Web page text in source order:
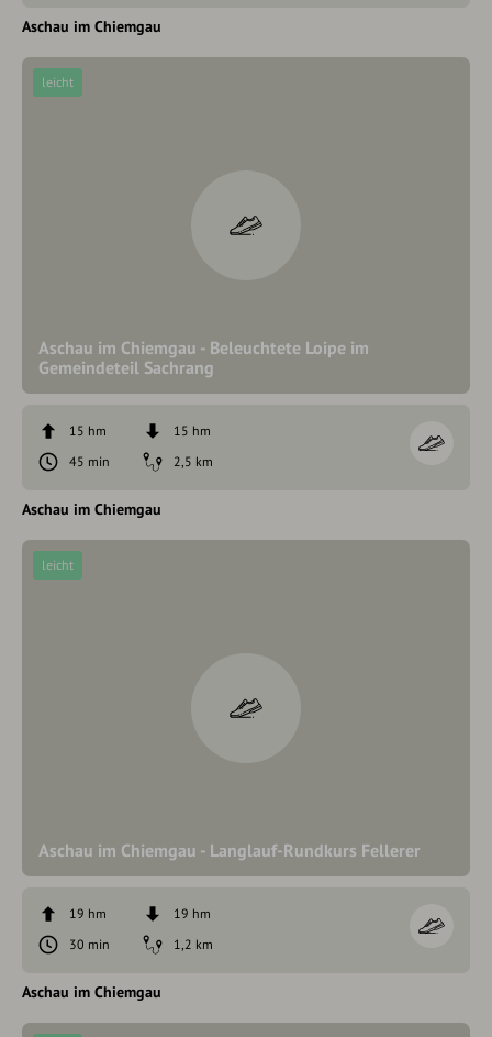
Aschau im Chiemgau
Aschau im Chiemgau - Beleuchtete Loipe im
Gemeindeteil Sachrang
leicht
15 hm
15 hm
45 min
2,5 km
Aschau im Chiemgau
Aschau im Chiemgau - Langlauf-Rundkurs Fellerer
leicht
19 hm
19 hm
30 min
1,2 km
Aschau im Chiemgau